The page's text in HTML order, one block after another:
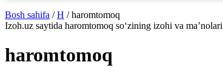
Bosh sahifa / H / haromtomoq
Izoh.uz saytida haromtomoq so‘zining izohi va ma’nolari
haromtomoq